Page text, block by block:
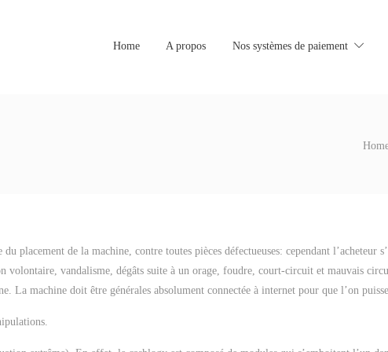
Home A propos Nos systèmes de paiement
placement de la machine, contre toutes pièces défectueuses: cependant l’acheteur
volontaire, vandalisme, dégâts suite à un orage, foudre, court-circuit et mauvais
La machine doit être générales absolument connectée à internet pour que l’on